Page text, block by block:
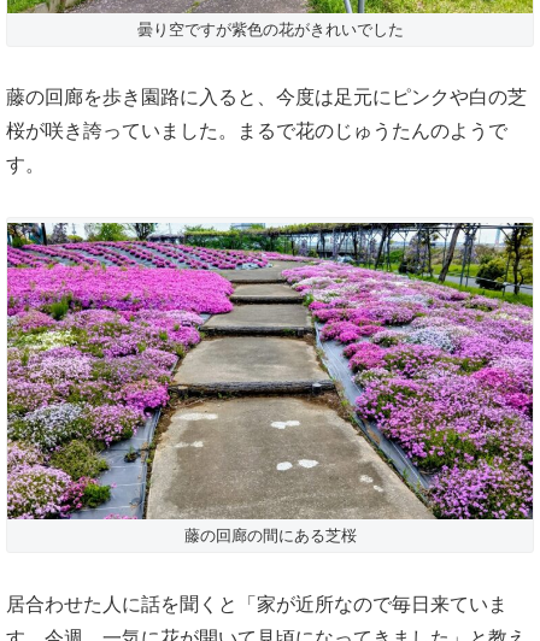
曇り空ですが紫色の花がきれいでした
藤の回廊を歩き園路に入ると、今度は足元にピンクや白の芝
桜が咲き誇っていました。まるで花のじゅうたんのようで
す。
藤の回廊の間にある芝桜
居合わせた人に話を聞くと「家が近所なので毎日来ていま